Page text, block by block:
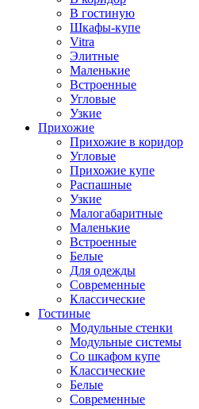
В гостиную
Шкафы-купе
Vitra
Элитные
Маленькие
Встроенные
Угловые
Узкие
Прихожие
Прихожие в коридор
Угловые
Прихожие купе
Распашные
Узкие
Малогабаритные
Маленькие
Встроенные
Белые
Для одежды
Современные
Классические
Гостиные
Модульные стенки
Модульные системы
Со шкафом купе
Классические
Белые
Современные